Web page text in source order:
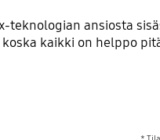
teknologian ansiosta
koska kaikki on helppo